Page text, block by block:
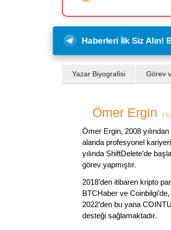
Haberleri İlk Siz
Yazar Biyografisi Görev
Ömer Ergin (
Ömer Ergin, 2008
alanda profesyonel
yılında ShiftDelete’de
görev yapmıştır.
2018’den itibaren kripto
BTCHaber ve
2022’den bu yana
desteği sağlamaktadır.